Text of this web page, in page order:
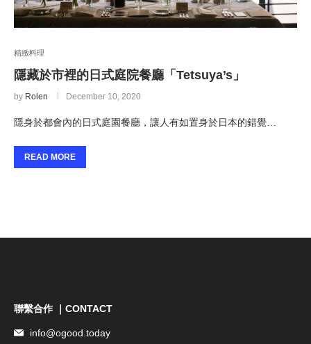
精緻料理
隱藏於市裡的日式庭院餐廳「Tetsuya’s」
by Rolen December 10, 2020
隱身於都會內的日式庭園餐廳，讓人有如置身於日本的錯覺…
READ MORE
聯繫合作 ｜CONTACT
info@ogood.today